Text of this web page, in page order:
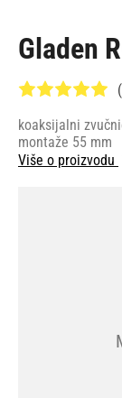
Gladen
(
koaksijalni
montaže 55 mm
Više o proizvodu